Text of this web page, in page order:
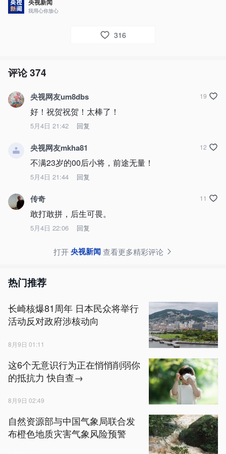
央视新闻
我用心你放心
316
评论374
央视网友um8dbs
好！祝贺祝贺！太棒了！
5月4日 21:42 回复
19
央视网友mkha81
不满23岁的00后小将，前途无量！
5月4日 21:44 回复
12
传奇
敢打敢拼，后生可畏。
5月4日 22:06 回复
11
打开央视新闻查看更多精彩评论
热门推荐
长崎核爆81周年 日本民众将举行
活动反对政府涉核动向
8月9日 01:11
这6个无意识行为正在悄悄削弱你
的抵抗力 快自查→
8月9日 02:49
自然资源部与中国气象局联合发
布橙色地质灾害气象风险预警